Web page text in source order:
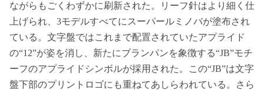
ながらもごくわずかに刷新された。リーフ針はより細く仕
上げられ、3モデルすべてにスーパールミノバが塗布され
ている。文字盤ではこれまで配置されていたアプライド
の“12”が姿を消し、新たにブランパンを象徴する“JB”モチ
ーフのアプライドシンボルが採用された。この“JB”は文字
盤下部のプリントロゴにも重ねてあしらわれている。さら